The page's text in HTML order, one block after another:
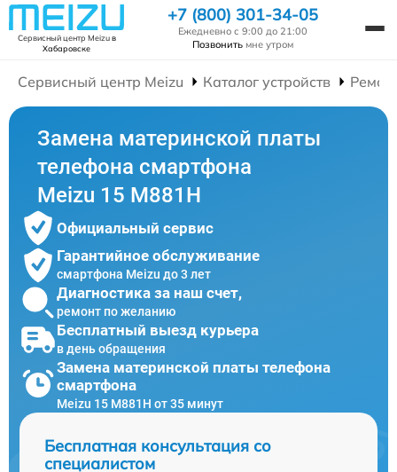
Сервисный центр Meizuв
Хабаровске
+7 (800) 301-34-05
Ежедневно с 9:00 до 21:00
Позвонить мне утром
Сервисный центр Meizu Каталог устройств
Замена материнской платы
телефона смартфона
Meizu 15 M881H
Официальный сервис
Гарантийное обслуживание
смартфона Meizu до 3 лет
Диагностика за наш счет,
ремонт по желанию
Бесплатный выезд курьера
в день обращения
Замена материнской платы телефона
смартфона
Meizu 15 M881H от 35 минут
Бесплатная консультация со
специалистом